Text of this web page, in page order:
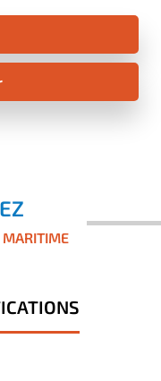
MARITIME